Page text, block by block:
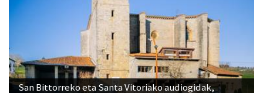
San Bittorreko eta Santa Vitoriako audiogidak,
eskuragarri